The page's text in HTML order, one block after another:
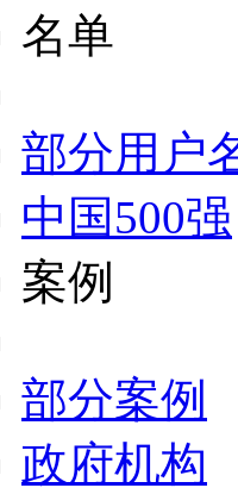
名单
部分用户
中国500强
案例
部分案例
政府机构